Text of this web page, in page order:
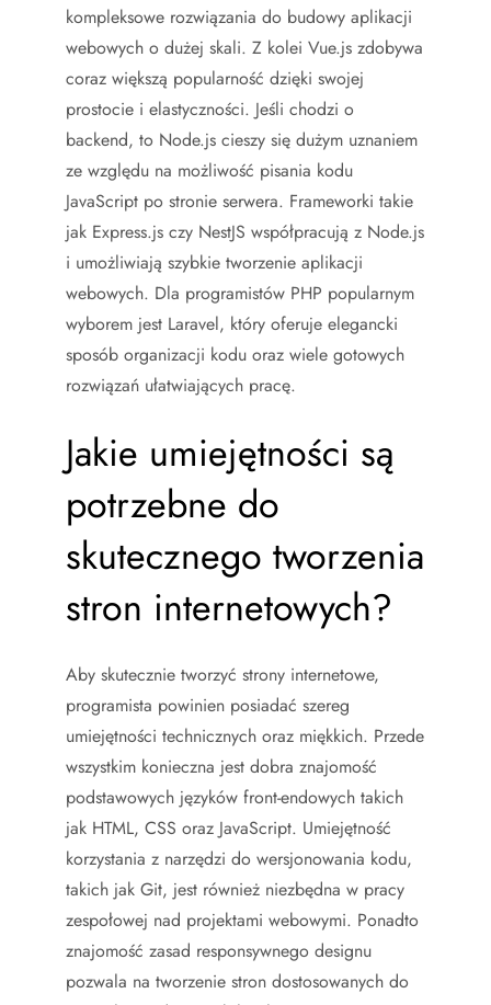
kompleksowe rozwiązania do budowy aplikacji
webowych o dużej skali. Z kolei Vue.js zdobywa
coraz większą popularność dzięki swojej
prostocie i elastyczności. Jeśli chodzi o
backend, to Node.js cieszy się dużym uznaniem
ze względu na możliwość pisania kodu
JavaScript po stronie serwera. Frameworki takie
jak Express.js czy NestJS współpracują z Node.js
i umożliwiają szybkie tworzenie aplikacji
webowych. Dla programistów PHP popularnym
wyborem jest Laravel, który oferuje elegancki
sposób organizacji kodu oraz wiele gotowych
rozwiązań ułatwiających pracę.
Jakie umiejętności są
potrzebne do
skutecznego tworzenia
stron internetowych?
Aby skutecznie tworzyć strony internetowe,
programista powinien posiadać szereg
umiejętności technicznych oraz miękkich. Przede
wszystkim konieczna jest dobra znajomość
podstawowych języków front-endowych takich
jak HTML, CSS oraz JavaScript. Umiejętność
korzystania z narzędzi do wersjonowania kodu,
takich jak Git, jest również niezbędna w pracy
zespołowej nad projektami webowymi. Ponadto
znajomość zasad responsywnego designu
pozwala na tworzenie stron dostosowanych do